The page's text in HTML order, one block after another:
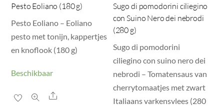
Pesto Eoliano (180 g)
Pesto Eoliano – Eoliano
pesto met tonijn, kappertjes
en knoflook (180 g)
Beschikbaar
Share
Sugo di pomodorini ciliegino
con Suino Nero dei nebrodi
(280 g)
Sugo di pomodorini
ciliegino con suino nero dei
nebrodi – Tomatensaus van
cherrytomaatjes met zwart
Italiaans varkensvlees (280